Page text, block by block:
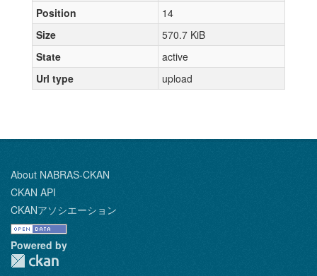
Position
14
Size
570.7 KiB
State
active
Url type
upload
About NABRAS-CKAN
CKAN API
CKANアソシエーション
Powered by